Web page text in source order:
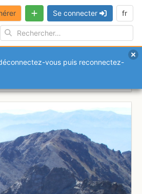
Se connecter fr
vous puis reconnectez-